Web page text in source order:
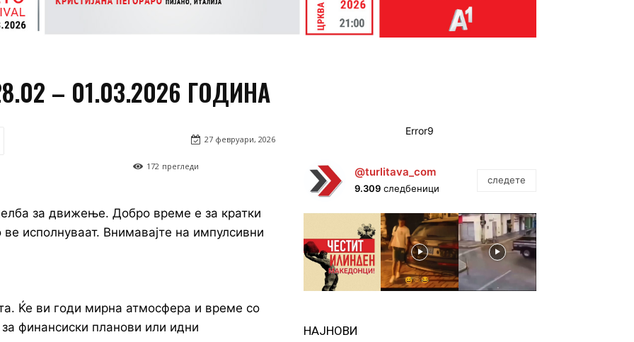
– 01.03.2026 ГОДИНА
27 февруари, 2026
172 прегледи
за движење. Добро време е за кратки
исполнуваат. Внимавајте на импулсивни
Ќе ви годи мирна атмосфера и време со
финансиски планови или идни
Error9
@turlitava_com
9.309следбеници
следете
НАЈНОВИ